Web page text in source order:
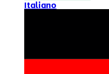
Italiano